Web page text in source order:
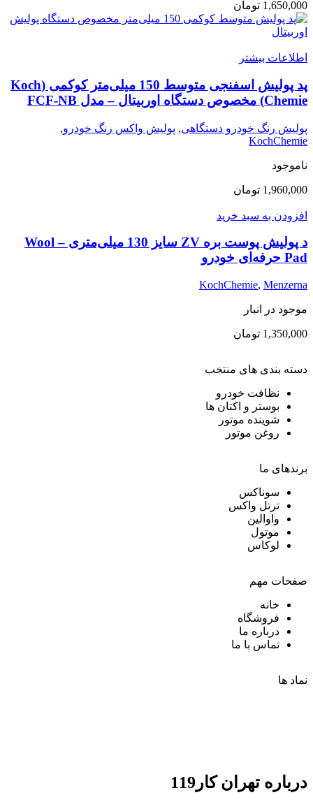
1,650,000 تومان
اطلاعات بیشتر
پد پولیش اسفنجی متوسط 150 میلی‌متر کوکمی (Koch
Chemie) مخصوص دستگاه اوربیتال – مدل FCF-NB
پولیش رنگ خودرو دستگاهی, پولیش واکس رنگ خودرو,
KochChemie
ناموجود
1,960,000 تومان
افزودن به سبد خرید
د پولیش پوست بره ZV سایز 130 میلی‌متری – Wool
Pad حرفه‌ای خودرو
KochChemie, Menzerna
موجود در انبار
1,350,000 تومان
دسته بندی های منتخب
نظافت خودرو
بوستر و اکتان ها
شوینده موتور
روغن موتور
برندهای ما
سوناکس
ترتل واکس
واوالین
موتول
لوکاس
صفحات مهم
خانه
فروشگاه
درباره ما
تماس با ما
نماد ها
درباره تهران کار119